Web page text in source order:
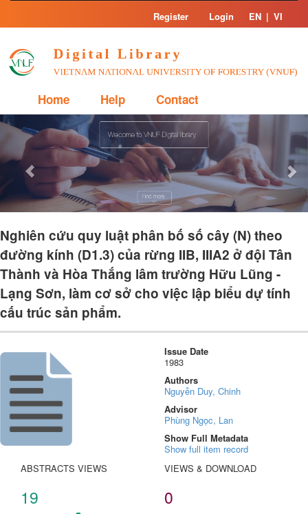
Skip
Register Login EN | VI
Home Help Contact
Previous
Nghiên cứu quy luật phân bố số cây (N) theo
đường kính (D1.3) của rừng IIB, IIIA2 ở đội Tân
Thành và Hòa Thắng lâm trường Hữu Lũng -
Lạng Sơn, làm cơ sở cho việc lập biểu dự tính
cấu trúc sản phẩm.
Issue Date
1983
Authors
Nguyễn Duy, Chinh
Advisor
Phùng Ngọc, Lan
Show Full Metadata
Show full item record
ABSTRACTS VIEWS
19
VIEWS & DOWNLOAD
0